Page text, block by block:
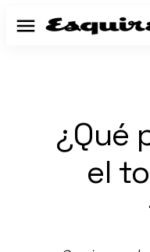
Menú
¿Qué
el